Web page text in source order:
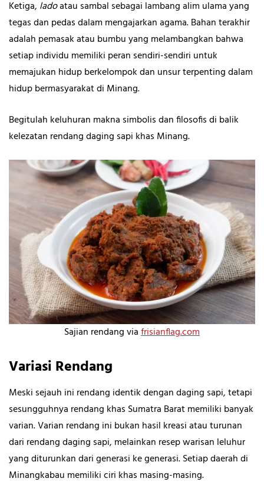
Ketiga, ladoatau sambal sebagai lambang alim ulama yang
tegas dan pedas dalam mengajarkan agama. Bahan terakhir
adalah pemasak atau bumbu yang melambangkan bahwa
setiap individu memiliki peran sendiri-sendiri untuk
memajukan hidup berkelompok dan unsur terpenting dalam
hidup bermasyarakat di Minang.
Begitulah keluhuran makna simbolis dan filosofis di balik
kelezatan rendang daging sapi khas Minang.
Sajian rendang viafrisianflag.com
Variasi Rendang
Meski sejauh ini rendang identik dengan daging sapi, tetapi
sesungguhnya rendang khas Sumatra Barat memiliki banyak
varian. Varian rendang ini bukan hasil kreasi atau turunan
dari rendang daging sapi, melainkan resep warisan leluhur
yang diturunkan dari generasi ke generasi. Setiap daerah di
Minangkabau memiliki ciri khas masing-masing.